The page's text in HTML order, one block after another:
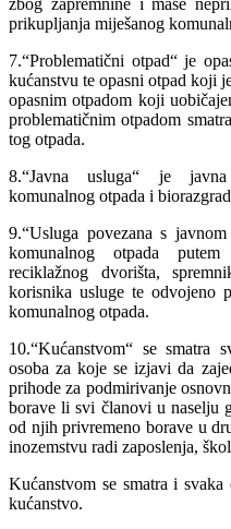
prikupljanja miješanog
7.“Problematični otpad“ je
kućanstvu te opasni otpad koji
opasnim otpadom koji
problematičnim otpadom
tog otpada.
8.“Javna usluga“ je
komunalnog otpada i
9.“Usluga povezana s
komunalnog otpada
reciklažnog dvorišta,
korisnika usluge te odvojeno
komunalnog otpada.
10.“Kućanstvom“ se smatra
osoba za koje se izjavi da
prihode za podmirivanje
borave li svi članovi u naselju
od njih privremeno borave u
inozemstvu radi zaposlenja,
Kućanstvom se smatra i
kućanstvo.